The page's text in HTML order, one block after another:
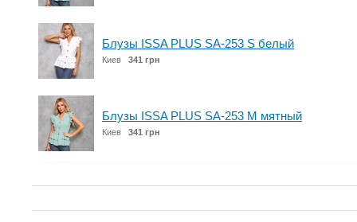
Блузы ISSA PLUS SA-253 S белый
Киев 341 грн
Блузы ISSA PLUS SA-253 M мятный
Киев 341 грн